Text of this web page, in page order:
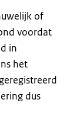
of
voordat
in
het
dus